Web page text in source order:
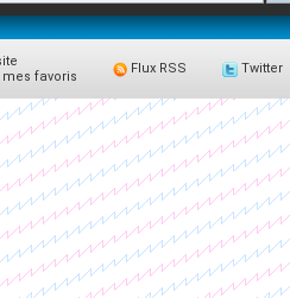
favoris
Flux RSS Twitter